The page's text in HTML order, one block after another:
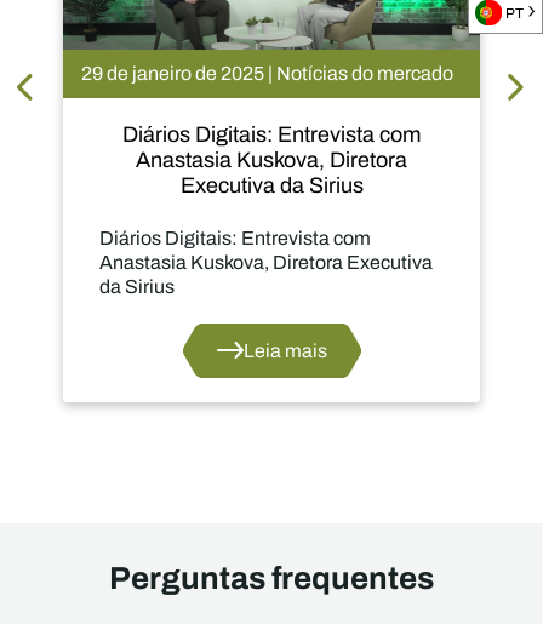
29 de janeiro de 2025 | Notícias do mercado
Diários Digitais: Entrevista com
Anastasia Kuskova, Diretora
Executiva da Sirius
Diários Digitais: Entrevista com
Anastasia Kuskova, Diretora Executiva
da Sirius
Leia mais
Perguntas frequentes
PT